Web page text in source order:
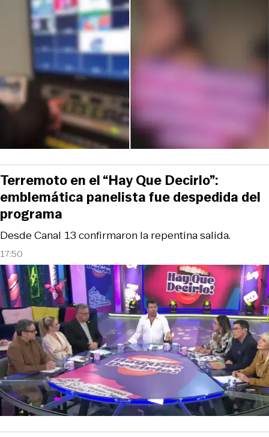
17:50
Desde Canal 13 confirmaron la repentina salida.
Terremoto en el “Hay Que Decirlo”:
emblemática panelista fue despedida del
programa